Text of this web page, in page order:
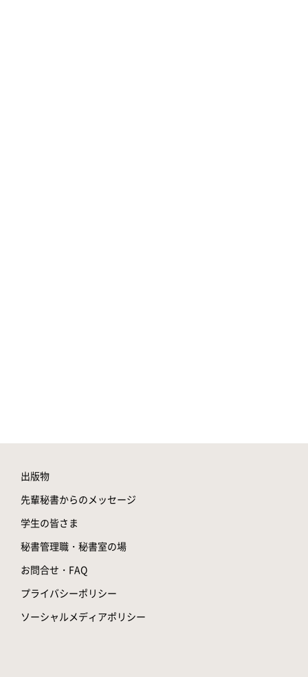
出版物
先輩秘書からのメッセージ
学生の皆さま
秘書管理職・秘書室の場
お問合せ・FAQ
プライバシーポリシー
ソーシャルメディアポリシー